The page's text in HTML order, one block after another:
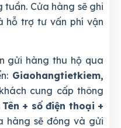
Cửa hàng sẽ ghi
hỗ trợ tư vấn phí vận
gửi hàng thu hộ qua
Giaohangtietkiem,
cung cấp thông
Tên + số điện thoại +
hàng sẽ đóng và gửi